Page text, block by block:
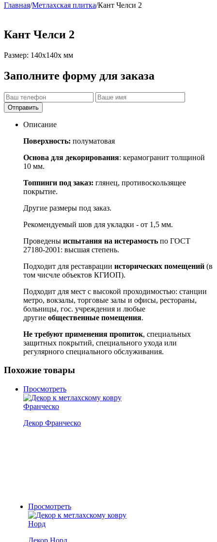
Главная/Метлахская плитка/Кант Челси 2
Кант Челси 2
Размер: 140x140x мм
Заполните форму для заказа
Отправить
Описание
Поверхность: полуматовая
Основа для декорирования: керамогранит толщиной
10 мм.
Топпинги под заказ: глянец, противоскользящее
покрытие.
Другие размеры под заказ.
Рекомендуемый шов для укладки - от 1,5 мм.
Проведены испытания на истерамость по ГОСТ
27180-2001: высшая степень.
Подходит для реставрации исторических помещений (в
том чисчле объектов КГИОП).
Подходит для мест с высокой проходимостью: станции
метро, вокзалы, торговые залы и офисы, рестораны,
больницы, гос. учреждения и любые
другие общественные помещения.
Не требуют применения пропиток, специальных
защитных покрытий, специального ухода или
регулярного специального обслуживания.
Похожие товары
Просмотреть
Декор Франческо
Просмотреть
Декор Норд